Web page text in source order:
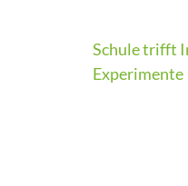
Schule trifft
Experimente